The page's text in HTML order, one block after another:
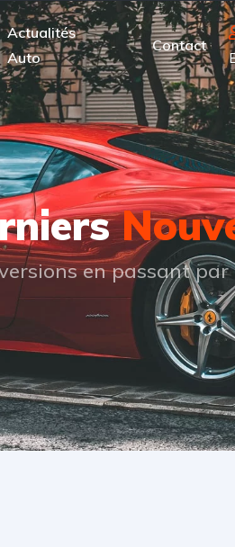
Actualités
Auto
Contact
en passant